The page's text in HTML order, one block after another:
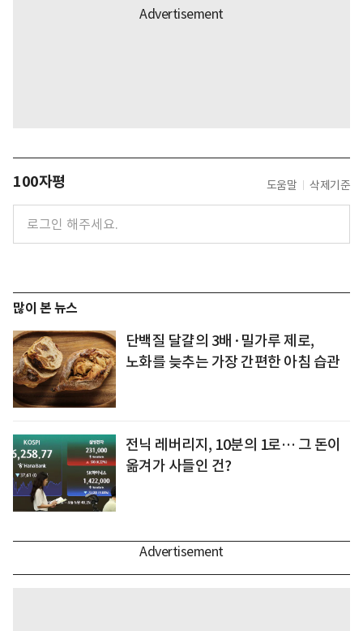
100자평 도움말 삭제기준
많이 본 뉴스
단백질 달걀의 3배·밀가루 제로,
노화를 늦추는 가장 간편한 아침 습관
전닉 레버리지, 10분의 1로… 그 돈이
옮겨가 사들인 건?